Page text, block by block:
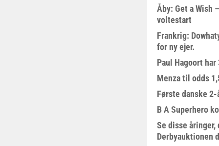
Åby: Get a Wish
voltestart
Frankrig:
for ny ejer.
Paul Hagoort
Menza til odds
Første danske
B A Superhero
Se disse
Derbyauktionen